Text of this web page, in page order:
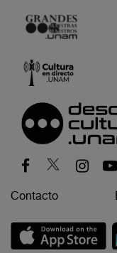
Contacto